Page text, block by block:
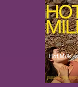
Hot Milk